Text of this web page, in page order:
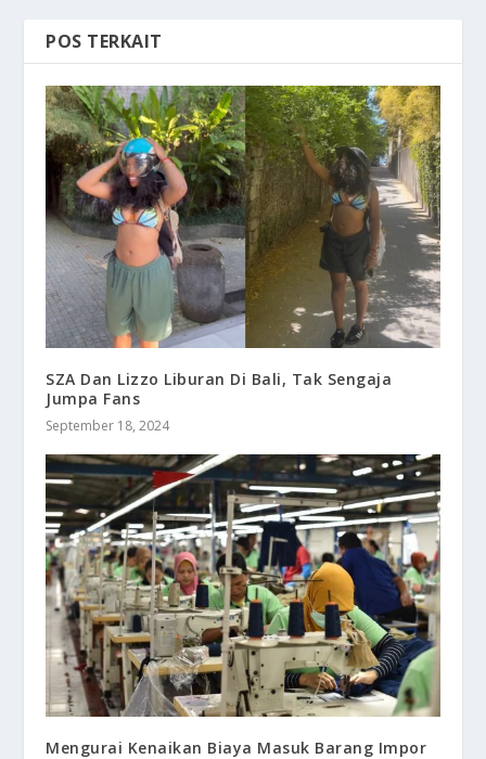
POS TERKAIT
SZA Dan Lizzo Liburan Di Bali, Tak Sengaja
Jumpa Fans
September 18, 2024
Mengurai Kenaikan Biaya Masuk Barang Impor